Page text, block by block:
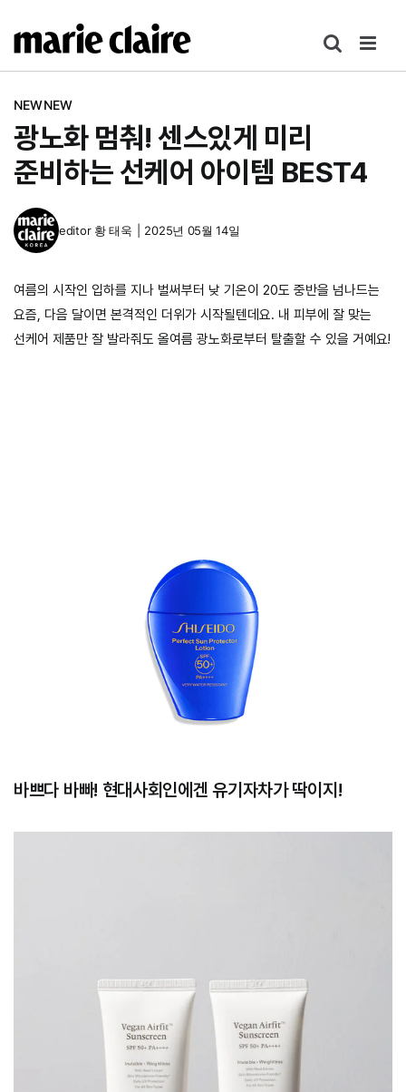
텐
너
NEWNEW
광노화 멈춰! 센스있게 미리
준비하는 선케어 아이템 BEST4
editor 황 태욱 2025년 05월 14일
여름의 시작인 입하를 지나 벌써부터 낮 기온이 20도 중반을 넘나드는
요즘, 다음 달이면 본격적인 더위가 시작될텐데요. 내 피부에 잘 맞는
선케어 제품만 잘 발라줘도 올여름 광노화로부터 탈출할 수 있을 거예요!
바쁘다 바빠! 현대사회인에겐 유기자차가 딱이지!